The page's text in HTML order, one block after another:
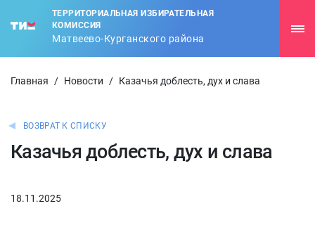
ТЕРРИТОРИАЛЬНАЯ ИЗБИРАТЕЛЬНАЯ
КОМИССИЯ
Матвеево-Курганского района
Главная / Новости / Казачья доблесть, дух и слава
ВОЗВРАТ К СПИСКУ
Казачья доблесть, дух и слава
18.11.2025